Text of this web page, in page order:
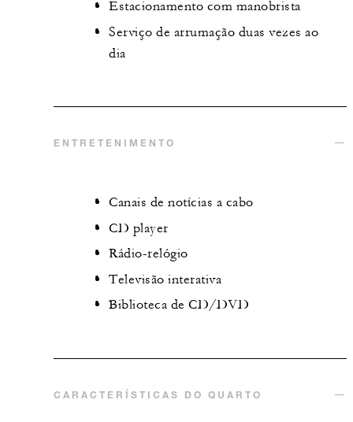
Estacionamento com manobrista
Serviço de arrumação duas vezes ao
dia
ENTRETENIMENTO
Canais de notícias a cabo
CD player
Rádio-relógio
Televisão interativa
Biblioteca de CD/DVD
CARACTERÍSTICAS DO QUARTO